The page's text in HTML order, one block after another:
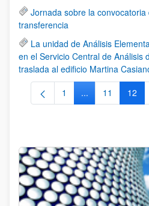
Jornada sobre la
transferencia
La unidad de Análisis
en el Servicio Central de Análisis
traslada al edificio Martina
Página
1 ...PáginasPágina
11 12